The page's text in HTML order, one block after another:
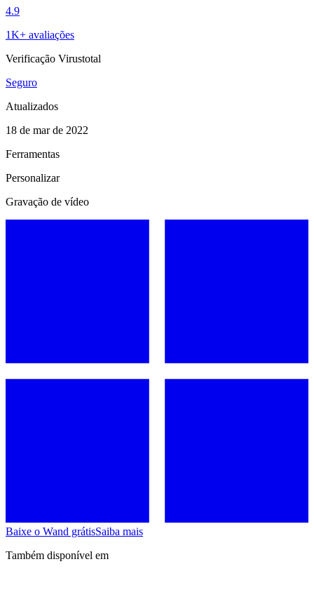
4.9
1K+ avaliações
Verificação Virustotal
Seguro
Atualizados
18 de mar de 2022
Ferramentas
Personalizar
Gravação de vídeo
Baixe o Wand grátisSaiba mais
Também disponível em